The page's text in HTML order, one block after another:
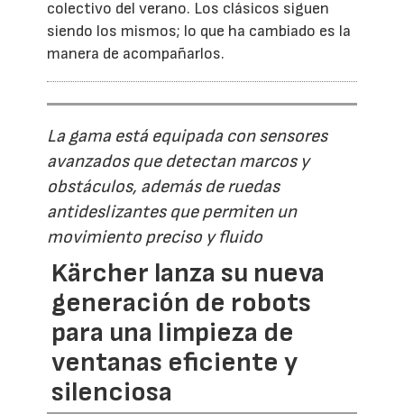
colectivo del verano. Los clásicos siguen
siendo los mismos; lo que ha cambiado es la
manera de acompañarlos.
La gama está equipada con sensores
avanzados que detectan marcos y
obstáculos, además de ruedas
antideslizantes que permiten un
movimiento preciso y fluido
Kärcher lanza su nueva
generación de robots
para una limpieza de
ventanas eficiente y
silenciosa